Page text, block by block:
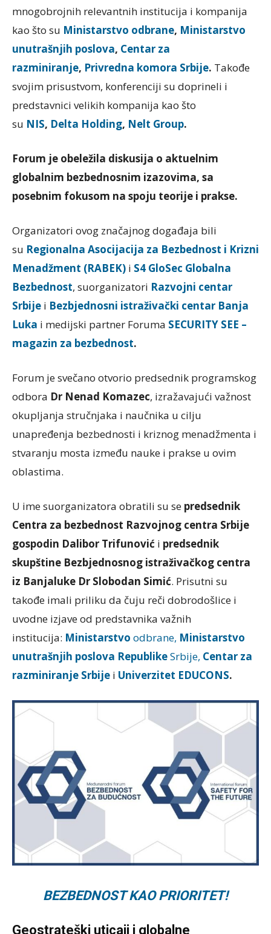
mnogobrojnih relevantnih institucija i kompanija
kao što su Ministarstvo odbrane, Ministarstvo
unutrašnjih poslova, Centar za
razminiranje, Privredna komora Srbije. Takođe
svojim prisustvom, konferenciji su doprineli i
predstavnici velikih kompanija kao što
su NIS, Delta Holding, Nelt Group.
Forum je obeležila diskusija o aktuelnim
globalnim bezbednosnim izazovima, sa
posebnim fokusom na spoju teorije i prakse.
Organizatori ovog značajnog događaja bili
su Regionalna Asocijacija za Bezbednost i Krizni
Menadžment (RABEK) i S4 GloSec Globalna
Bezbednost, suorganizatori Razvojni centar
Srbije i Bezbjednosni istraživački centar Banja
Luka i medijski partner Foruma SECURITY SEE –
magazin za bezbednost.
Forum je svečano otvorio predsednik programskog
odbora Dr Nenad Komazec, izražavajući važnost
okupljanja stručnjaka i naučnika u cilju
unapređenja bezbednosti i kriznog menadžmenta i
stvaranju mosta između nauke i prakse u ovim
oblastima.
U ime suorganizatora obratili su se predsednik
Centra za bezbednost Razvojnog centra Srbije
gospodin Dalibor Trifunović i predsednik
skupštine Bezbjednosnog istraživačkog centra
iz Banjaluke Dr Slobodan Simić. Prisutni su
takođe imali priliku da čuju reči dobrodošlice i
uvodne izjave od predstavnika važnih
institucija: Ministarstvo odbrane, Ministarstvo
unutrašnjih poslova RepublikeSrbije, Centar za
razminiranje Srbije i Univerzitet EDUCONS.
BEZBEDNOST KAO PRIORITET!
Geostrateški uticaji i globalne